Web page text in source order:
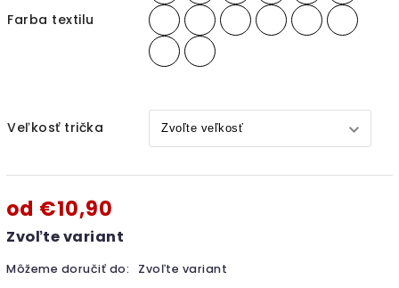
Farba textilu
Veľkosť trička
od €10,90
Zvoľte variant
Môžeme doručiť do: Zvoľte variant